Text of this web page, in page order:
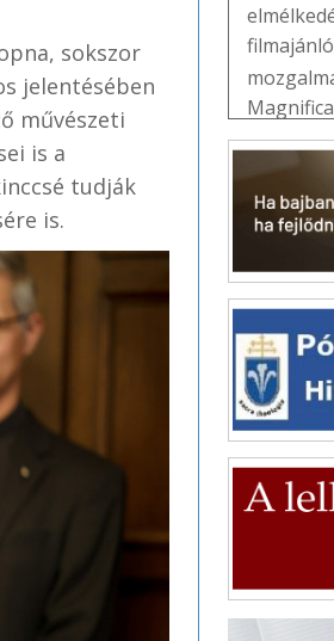
sokszor
jelentésében
művészeti
is a
tudják
is.
filmajánló